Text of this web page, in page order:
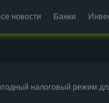
новости Банки
налоговый режим